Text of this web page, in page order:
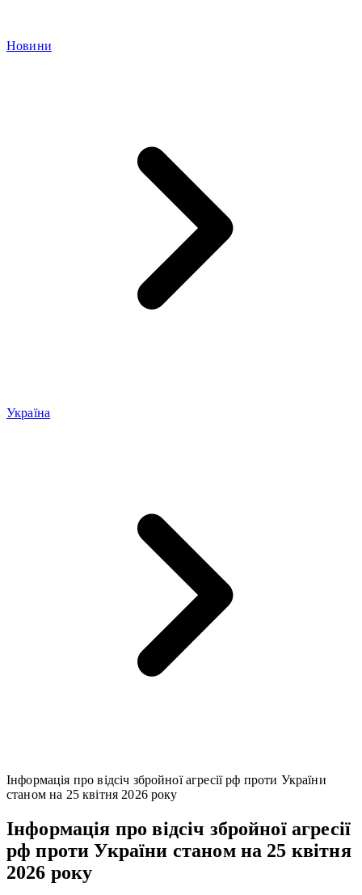
Новини
Україна
Інформація про відсіч збройної агресії рф проти України
станом на 25 квітня 2026 року
Інформація про відсіч збройної агресії
рф проти України станом на 25 квітня
2026 року